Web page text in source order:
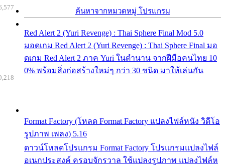
ค้นหาจากหมวดหมู่ โปรแกรม
Red Alert 2 (Yuri Revenge) : Thai Sphere Final Mod 5.0
มอดเกม Red Alert 2 (Yuri Revenge) : Thai Sphere Final มอ
ดเกม Red Alert 2 ภาค Yuri ในตำนาน จากฝีมือคนไทย 10
0% พร้อมสิ่งก่อสร้างใหม่ๆ กว่า 30 ชนิด มาให้เล่นกัน
Format Factory (โหลด Format Factory แปลงไฟล์หนัง วิดีโอ
รูปภาพ เพลง) 5.16
ดาวน์โหลดโปรแกรม Format Factory โปรแกรมแปลงไฟล์
อเนกประสงค์ ครอบจักรวาล ใช้แปลงรูปภาพ แปลงไฟล์ห